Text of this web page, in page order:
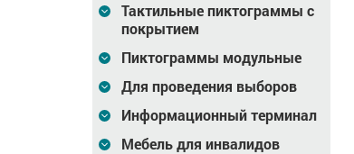
Тактильные пиктограммы с
покрытием
Пиктограммы модульные
Для проведения выборов
Информационный терминал
Мебель для инвалидов
Поручень опорный для
ванны трехопорный,
0₽
В корзину
Поручень опорный для
ванны трехопорный,
Цена
В корзину